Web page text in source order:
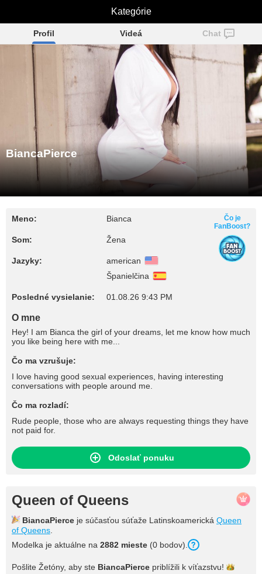
BiancaPierce
Profil Videá Chat
BiancaPierce
Meno: Bianca
Som: Žena
Jazyky:
american
Španielčina
Posledné vysielanie: 01.08.26 9:43 PM
Čo je
FanBoost?
O mne
Hey! I am Bianca the girl of your dreams, let me know how much
you like being here with me...
Čo ma vzrušuje:
I love having good sexual experiences, having interesting
conversations with people around me.
Čo ma rozladí:
Rude people, those who are always requesting things they have
not paid for.
Odoslať ponuku
Queen of Queens
BiancaPierce je súčasťou súťaže Latinskoamerická Queen
of Queens
Modelka je aktuálne na 2882 mieste (0 bodov).
Pošlite Žetóny, aby ste BiancaPierce priblížili k víťazstvu!
Kategórie